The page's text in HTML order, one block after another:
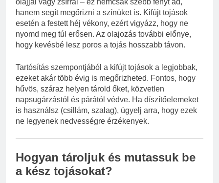
olajjal vagy zsírral – ez nemcsak szebb fényt ad,
hanem segít megőrizni a színüket is. Kifújt tojások
esetén a festett héj vékony, ezért vigyázz, hogy ne
nyomd meg túl erősen. Az olajozás további előnye,
hogy kevésbé lesz poros a tojás hosszabb távon.
Tartósítás szempontjából a kifújt tojások a legjobbak,
ezeket akár több évig is megőrizheted. Fontos, hogy
hűvös, száraz helyen tárold őket, közvetlen
napsugárzástól és párától védve. Ha díszítőelemeket
is használsz (csillám, szalag), ügyelj arra, hogy ezek
ne legyenek nedvességre érzékenyek.
Hogyan tároljuk és mutassuk be
a kész tojásokat?